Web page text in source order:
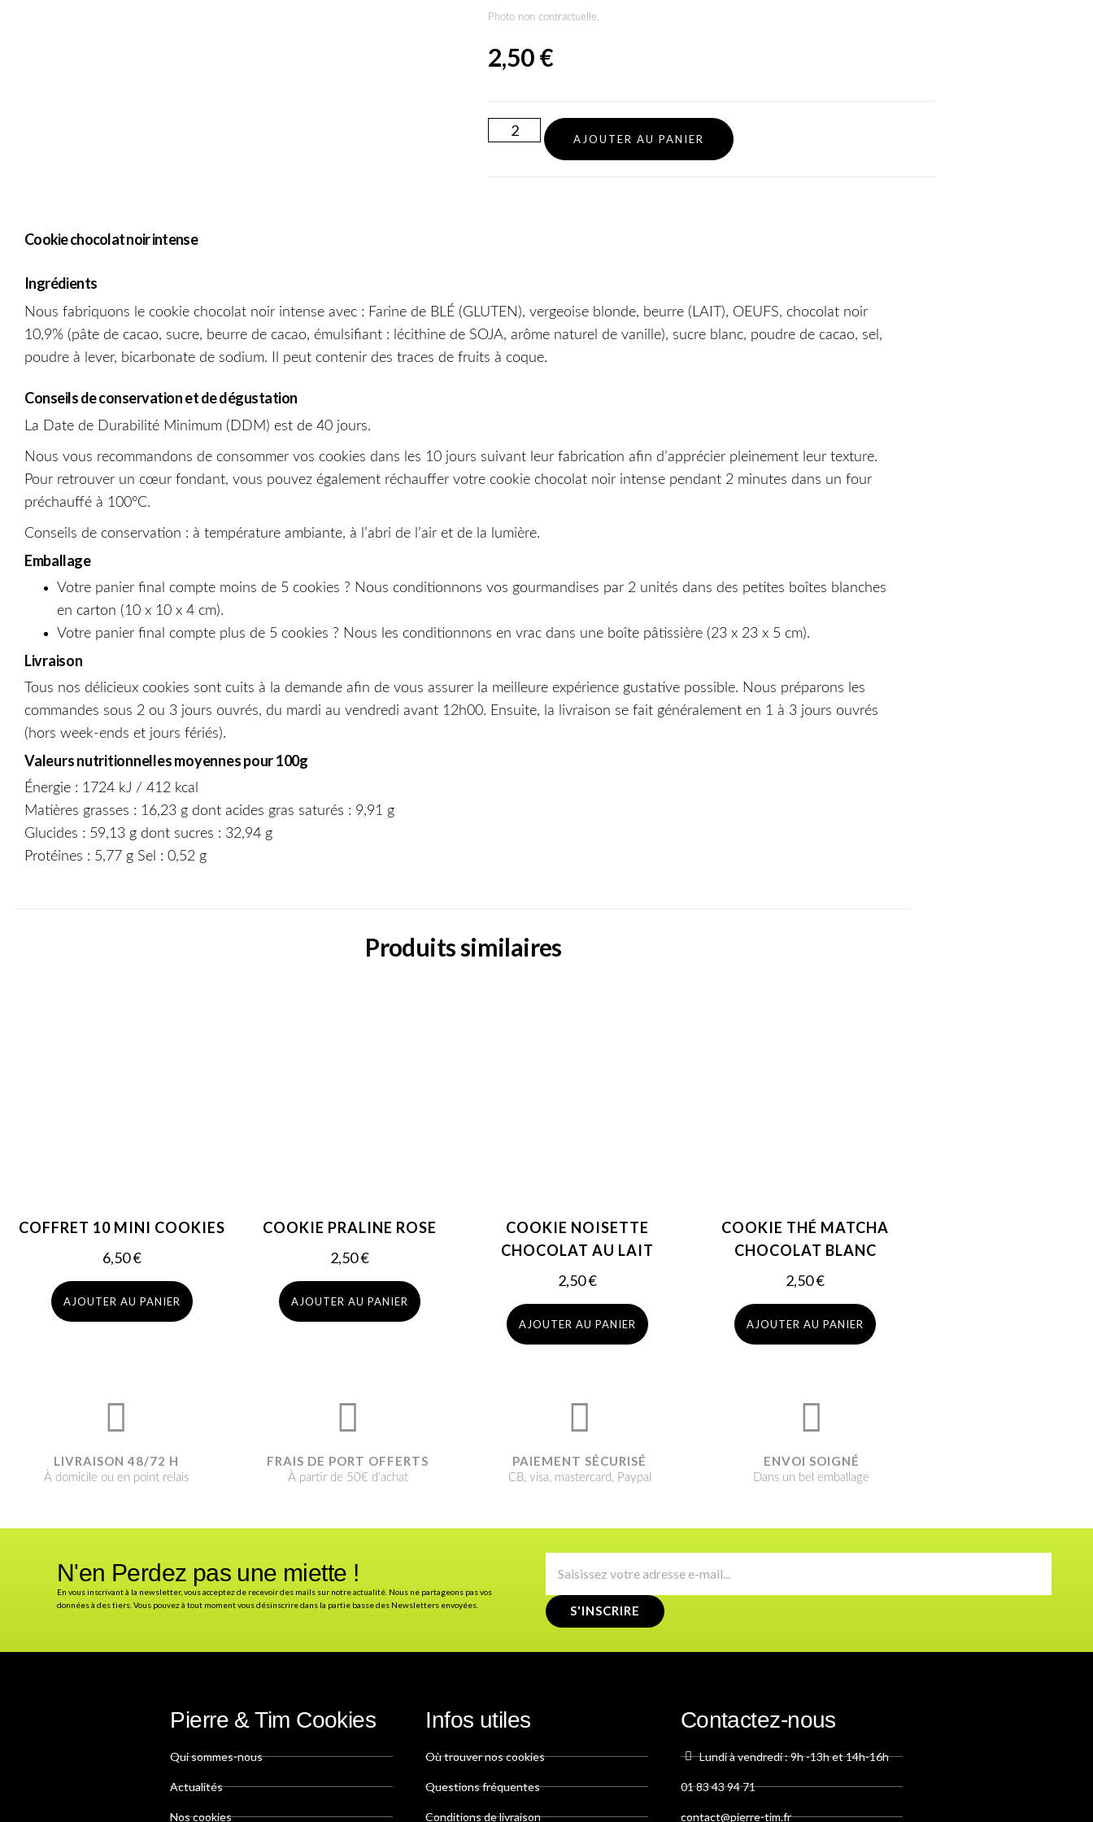
Photo non contractuelle.
2,50€
AJOUTER AU PANIER
Cookie chocolat noir intense
Ingrédients
Nous fabriquons le cookie chocolat noir intense avec : Farine de BLÉ (GLUTEN), vergeoise blonde, beurre (LAIT), OEUFS, chocolat noir
10,9% (pâte de cacao, sucre, beurre de cacao, émulsifiant : lécithine de SOJA, arôme naturel de vanille), sucre blanc, poudre de cacao, sel,
poudre à lever, bicarbonate de sodium. Il peut contenir des traces de fruits à coque.
Conseils de conservation et de dégustation
La Date de Durabilité Minimum (DDM) est de 40 jours.
Nous vous recommandons de consommer vos cookies dans les 10 jours suivant leur fabrication afin d’apprécier pleinement leur texture.
Pour retrouver un cœur fondant, vous pouvez également réchauffer votre cookie chocolat noir intense pendant 2 minutes dans un four
préchauffé à 100°C.
Conseils de conservation : à température ambiante, à l’abri de l’air et de la lumière.
Emballage
Votre panier final compte moins de 5 cookies ? Nous conditionnons vos gourmandises par 2 unités dans des petites boîtes blanches
en carton (10 x 10 x 4 cm).
Votre panier final compte plus de 5 cookies ? Nous les conditionnons en vrac dans une boîte pâtissière (23 x 23 x 5 cm).
Livraison
Tous nos délicieux cookies sont cuits à la demande afin de vous assurer la meilleure expérience gustative possible. Nous préparons les
commandes sous 2 ou 3 jours ouvrés, du mardi au vendredi avant 12h00. Ensuite, la livraison se fait généralement en 1 à 3 jours ouvrés
(hors week-ends et jours fériés).
Valeurs nutritionnelles moyennes pour 100g
Énergie : 1724 kJ / 412 kcal
Matières grasses : 16,23 g dont acides gras saturés : 9,91 g
Glucides : 59,13 g dont sucres : 32,94 g
Protéines : 5,77 g Sel : 0,52 g
Produits similaires
COFFRET 10 MINI COOKIES
6,50€
AJOUTER AU PANIER
COOKIE PRALINE ROSE
2,50€
AJOUTER AU PANIER
COOKIE NOISETTE
CHOCOLAT AU LAIT
2,50€
AJOUTER AU PANIER
COOKIE THÉ MATCHA
CHOCOLAT BLANC
2,50€
AJOUTER AU PANIER
LIVRAISON 48/72 H
À domicile ou en point relais
FRAIS DE PORT OFFERTS
À partir de 50€ d'achat
PAIEMENT SÉCURISÉ
CB, visa, mastercard, Paypal
ENVOI SOIGNÉ​
Dans un bel emballage
N'en Perdez pas une miette !
En vous inscrivant à la newsletter, vous acceptez de recevoir des mails sur notre actualité. Nous ne partageons pas vos
données à des tiers. Vous pouvez à tout moment vous désinscrire dans la partie basse des Newsletters envoyées.
S'INSCRIRE
Pierre & Tim Cookies
Qui sommes-nous
Actualités
Nos cookies
Infos utiles
Où trouver nos cookies
Questions fréquentes
Conditions de livraison
Contactez-nous
Lundi à vendredi : 9h -13h et 14h-16h
01 83 43 94 71
contact@pierre-tim.fr